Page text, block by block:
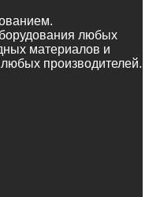
любых
материалов и
производителей.